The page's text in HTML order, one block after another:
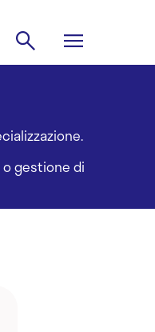
gestione di